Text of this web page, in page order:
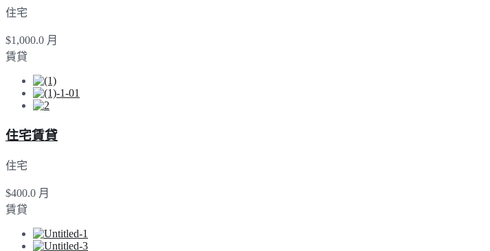
住宅
$1,000.0 月
賃貸
住宅賃貸
住宅
$400.0 月
賃貸